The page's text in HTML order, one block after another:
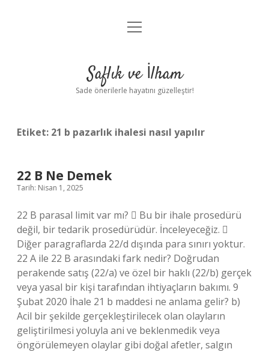
Anasayfa
Yasal Uyarı
menüyü
Saflık ve İlham
Sade önerilerle hayatını güzelleştir!
Etiket: 21 b pazarlık ihalesi nasıl yapılır
22 B Ne Demek
Tarih: Nisan 1, 2025
22 B parasal limit var mı?  Bu bir ihale prosedürü
değil, bir tedarik prosedürüdür. İnceleyeceğiz. 
Diğer paragraflarda 22/d dışında para sınırı yoktur.
22 A ile 22 B arasındaki fark nedir? Doğrudan
perakende satış (22/a) ve özel bir haklı (22/b) gerçek
veya yasal bir kişi tarafından ihtiyaçların bakımı. 9
Şubat 2020 İhale 21 b maddesi ne anlama gelir? b)
Acil bir şekilde gerçekleştirilecek olan olayların
geliştirilmesi yoluyla ani ve beklenmedik veya
öngörülemeyen olaylar gibi doğal afetler, salgın